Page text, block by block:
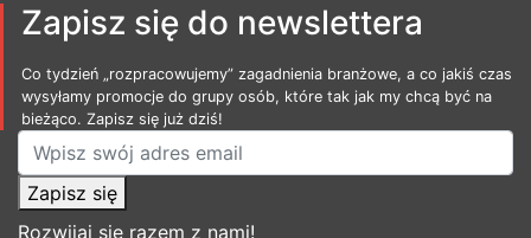
Zapisz się do newslettera
Co tydzień „rozpracowujemy” zagadnienia branżowe, a co jakiś czas
wysyłamy promocje do grupy osób, które tak jak my chcą być na
bieżąco. Zapisz się już dziś!
Zapisz się
Rozwijaj się razem z nami!